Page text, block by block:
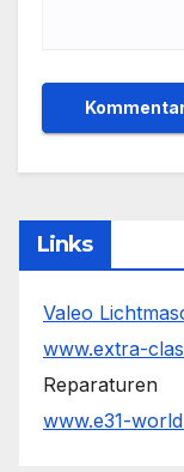
Links
Valeo
www.extra-
Reparaturen
www.e31-